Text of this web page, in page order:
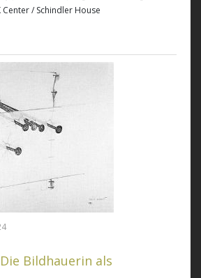
Center / Schindler House
Die Bildhauerin als